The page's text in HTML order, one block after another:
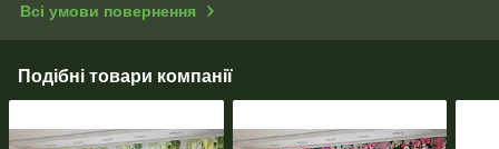
Всі умови повернення
Подібні товари компанії